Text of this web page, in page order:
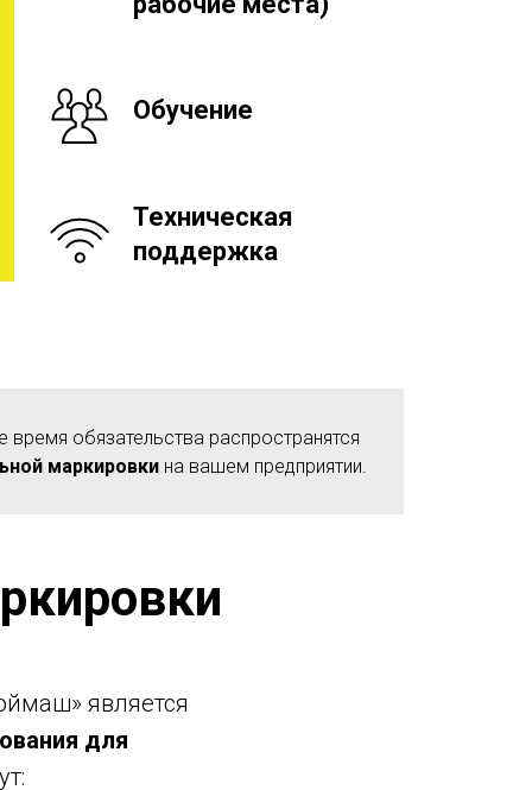
Обучение
Техническая
поддержка
обязательства распространятся
маркировки на вашем предприятии.
является
для